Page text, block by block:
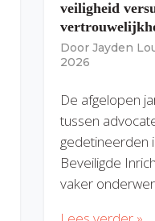
veiligheid
Door Jayden
2026
De afgelopen
tussen
gedetineerden
Beveiligde
vaker